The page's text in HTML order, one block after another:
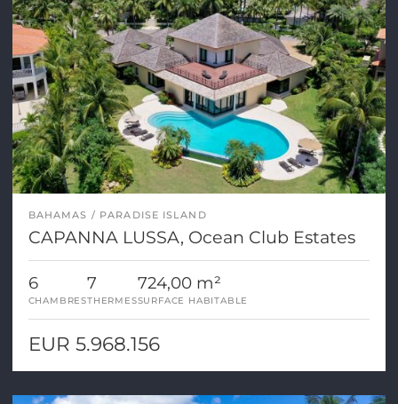
BAHAMAS PARADISE ISLAND
CAPANNA LUSSA, Ocean Club Estates
6
CHAMBRES
7
THERMES
724,00 m²
SURFACE HABITABLE
EUR 5.968.156